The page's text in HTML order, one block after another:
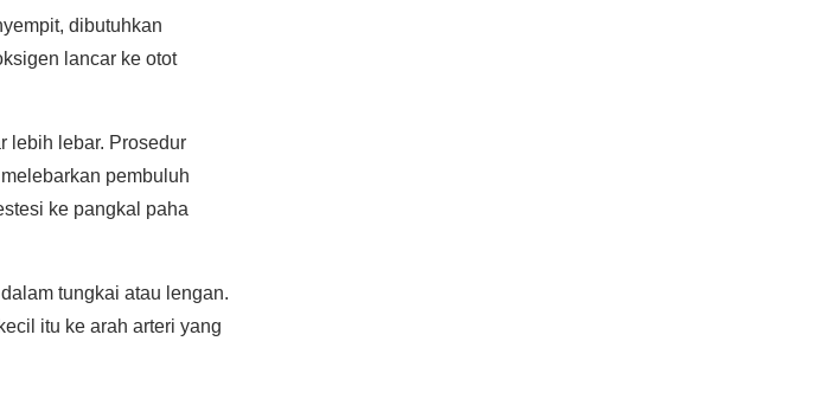
dibutuhkan
lancar ke otot
lebih lebar. Prosedur
pembuluh
ke pangkal paha
tungkai atau lengan.
itu ke arah arteri yang